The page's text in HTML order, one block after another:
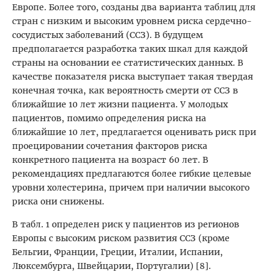
Европе. Более того, созданы два варианта таблиц для
стран с низким и высоким уровнем риска сердечно-
сосудистых заболеваний (ССЗ). В будущем
предполагается разработка таких шкал для каждой
страны на основании ее статистических данных. В
качестве показателя риска выступает такая твердая
конечная точка, как вероятность смерти от ССЗ в
ближайшие 10 лет жизни пациента. У молодых
пациентов, помимо определения риска на
ближайшие 10 лет, предлагается оценивать риск при
проецировании сочетания факторов риска
конкретного пациента на возраст 60 лет. В
рекомендациях предлагаются более гибкие целевые
уровни холестерина, причем при наличии высокого
риска они снижены.
В табл. 1 определен риск у пациентов из регионов
Европы с высоким риском развития ССЗ (кроме
Бельгии, Франции, Греции, Италии, Испании,
Люксембурга, Швейцарии, Португалии) [8].